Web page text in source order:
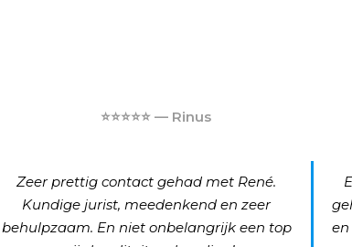
⭐⭐⭐⭐⭐ — Rinus
Zeer prettig contact gehad met René.
Kundige jurist, meedenkend en zeer
behulpzaam. En niet onbelangrijk een top
en